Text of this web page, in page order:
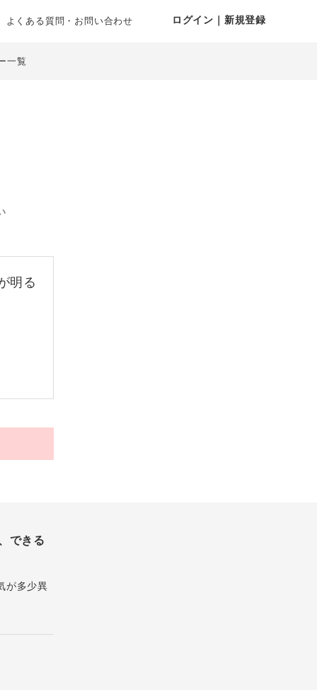
よくある質問・お問い合わせ ログイン｜新規登録
一覧
明る
できる
が多少異